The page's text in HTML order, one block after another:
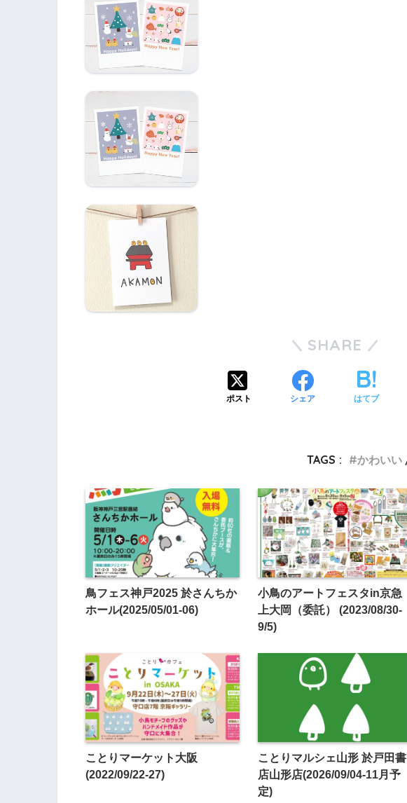
季節のポストカード
ポストカードセッ
ト ５枚組
【アウトレット】赤
門ポストカード50枚
セット
SHARE
ポスト シェア はてブ
TAGS :
かわいい
鳥フェス神戸2025 於さんちか
ホール(2025/05/01-06)
小鳥のアートフェスタin京急
上大岡（委託） (2023/08/30-
9/5)
ことりマーケット大阪
(2022/09/22-27)
ことりマルシェ山形 於戸田書
店山形店(2026/09/04-11月予
定)